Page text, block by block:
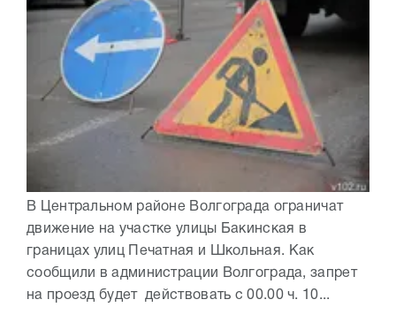
В Центральном районе Волгограда ограничат
движение на участке улицы Бакинская в
границах улиц Печатная и Школьная. Как
сообщили в администрации Волгограда, запрет
на проезд будет действовать с 00.00 ч. 10...